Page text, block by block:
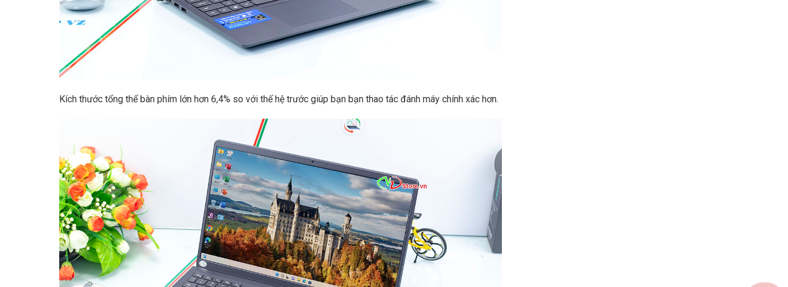
Kích thước tổng thể bàn phím lớn hơn 6,4% so với thế hệ trước giúp bạn bạn thao tác đánh máy chính xác hơn.